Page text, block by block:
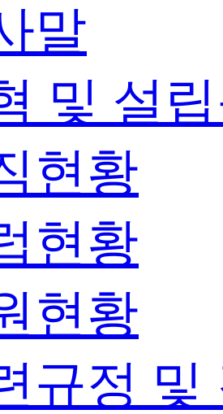
말
및 설
현황
현황
현황
규정 및